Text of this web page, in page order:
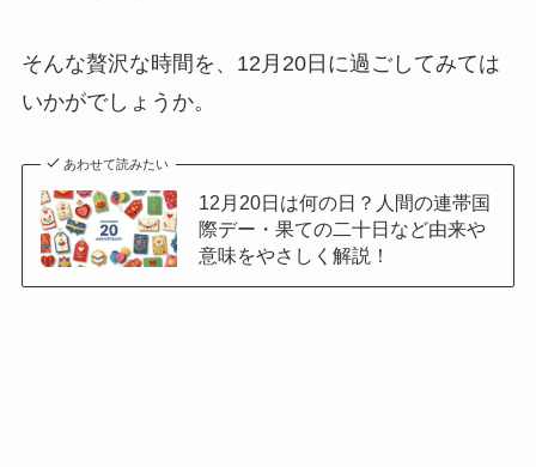
そんな贅沢な時間を、12月20日に過ごしてみては
いかがでしょうか。
あわせて読みたい
12月20日は何の日？人間の連帯国
際デー・果ての二十日など由来や
意味をやさしく解説！